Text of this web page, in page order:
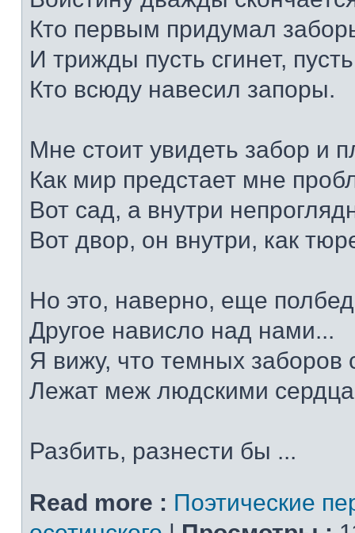
Кто первым придумал
И трижды пусть сгинет,
Кто всюду навесил запоры.
Мне стоит увидеть забор и
Как мир предстает мне
Вот сад, а внутри
Вот двор, он внутри, как
Но это, наверно, еще
Другое нависло над нами...
Я вижу, что темных заборов
Лежат меж людскими
Разбить, разнести бы ...
Read more : Поэтические